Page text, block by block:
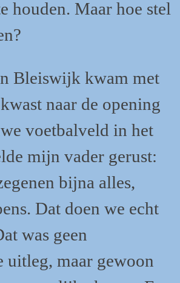
houden. Maar hoe stel
Bleiswijk kwam met
naar de opening
voetbalveld in het
mijn vader gerust:
bijna alles,
Dat doen we echt
was geen
uitleg, maar gewoon